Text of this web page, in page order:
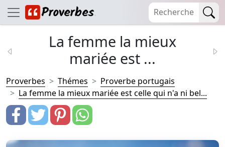
La femme la mieux
mariée est ...
Proverbes Thémes
Proverbe portugais
La femme la mieux mariée est celle qui n'a ni bel...